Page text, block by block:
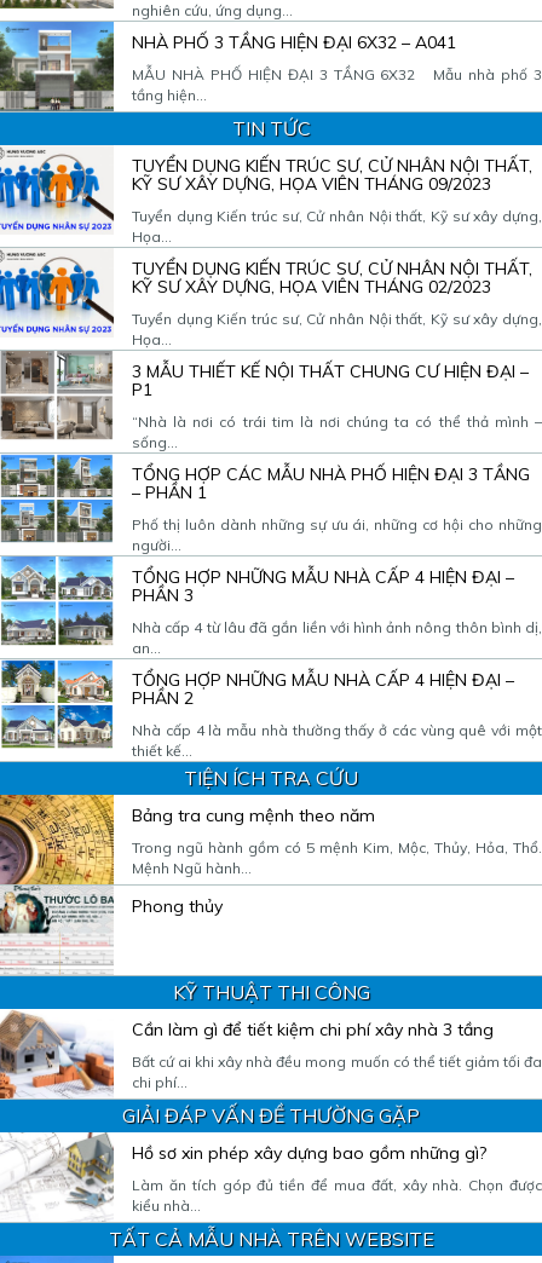
nghiên cứu, ứng dụng...
NHÀ PHỐ 3 TẦNG HIỆN ĐẠI 6X32 – A041
MẪU NHÀ PHỐ HIỆN ĐẠI 3 TẦNG 6X32 Mẫu nhà phố 3
tầng hiện...
TIN TỨC
TUYỂN DỤNG KIẾN TRÚC SƯ, CỬ NHÂN NỘI THẤT,
KỸ SƯ XÂY DỰNG, HỌA VIÊN THÁNG 09/2023
Tuyển dụng Kiến trúc sư, Cử nhân Nội thất, Kỹ sư xây dựng,
Họa...
TUYỂN DỤNG KIẾN TRÚC SƯ, CỬ NHÂN NỘI THẤT,
KỸ SƯ XÂY DỰNG, HỌA VIÊN THÁNG 02/2023
Tuyển dụng Kiến trúc sư, Cử nhân Nội thất, Kỹ sư xây dựng,
Họa...
3 MẪU THIẾT KẾ NỘI THẤT CHUNG CƯ HIỆN ĐẠI –
P1
“Nhà là nơi có trái tim là nơi chúng ta có thể thả mình –
sống...
TỔNG HỢP CÁC MẪU NHÀ PHỐ HIỆN ĐẠI 3 TẦNG
– PHẦN 1
Phố thị luôn dành những sự ưu ái, những cơ hội cho những
người...
TỔNG HỢP NHỮNG MẪU NHÀ CẤP 4 HIỆN ĐẠI –
PHẦN 3
Nhà cấp 4 từ lâu đã gắn liền với hình ảnh nông thôn bình dị,
an...
TỔNG HỢP NHỮNG MẪU NHÀ CẤP 4 HIỆN ĐẠI –
PHẦN 2
Nhà cấp 4 là mẫu nhà thường thấy ở các vùng quê với một
thiết kế...
TIỆN ÍCH TRA CỨU
Bảng tra cung mệnh theo năm
Trong ngũ hành gồm có 5 mệnh Kim, Mộc, Thủy, Hỏa, Thổ.
Mệnh Ngũ hành...
Phong thủy
KỸ THUẬT THI CÔNG
Cần làm gì để tiết kiệm chi phí xây nhà 3 tầng
Bất cứ ai khi xây nhà đều mong muốn có thể tiết giảm tối đa
chi phí...
GIẢI ĐÁP VẤN ĐỀ THƯỜNG GẶP
Hồ sơ xin phép xây dựng bao gồm những gì?
Làm ăn tích góp đủ tiền để mua đất, xây nhà. Chọn được
kiểu nhà...
TẤT CẢ MẪU NHÀ TRÊN WEBSITE